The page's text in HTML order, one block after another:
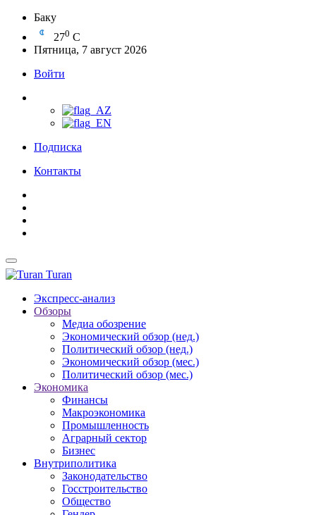
Баку
270 C
Пятница, 7 август 2026
Войти
Подписка
Контакты
Turan
Экспресс-анализ
Обзоры
Медиа обозрение
Экономический обзор (нед.)
Политический обзор (нед.)
Экономический обзор (мес.)
Политический обзор (мес.)
Экономика
Финансы
Макроэкономика
Промышленность
Аграрный сектор
Бизнес
Внутриполитика
Законодательство
Госстроительство
Общество